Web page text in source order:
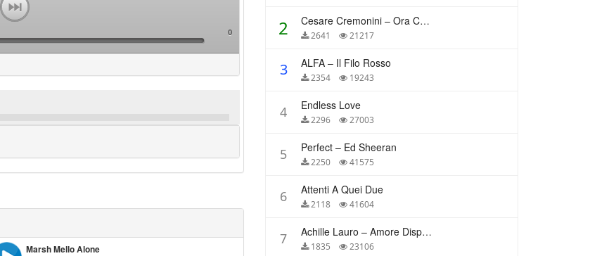
0
Marsh Mello Alone
2 Cesare Cremonini – Ora Che Non Ho Più Te
2641 21217
3 ALFA – Il Filo Rosso
2354 19243
4 Endless Love
2296 27003
5 Perfect – Ed Sheeran
2250 41575
6 Attenti A Quei Due
2118 41604
7 Achille Lauro – Amore Disperato
1835 23106